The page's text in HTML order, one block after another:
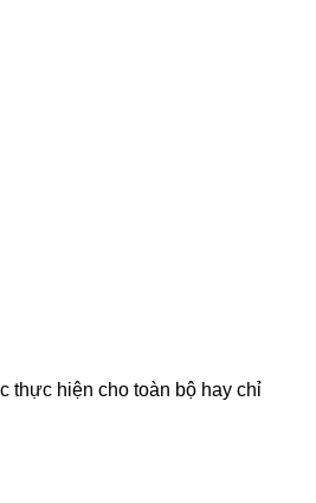
thực hiện cho toàn bộ hay chỉ